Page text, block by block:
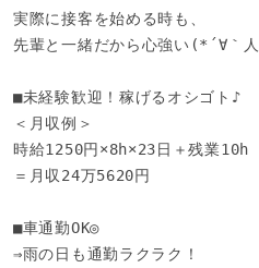
実際に接客を始める時も、
先輩と一緒だから心強い(*´∀｀
■未経験歓迎！稼げるオシゴト♪
＜月収例＞
時給1250円×8h×23日＋残業10h
＝月収24万5620円
■車通勤OK◎
⇒雨の日も通勤ラクラク！